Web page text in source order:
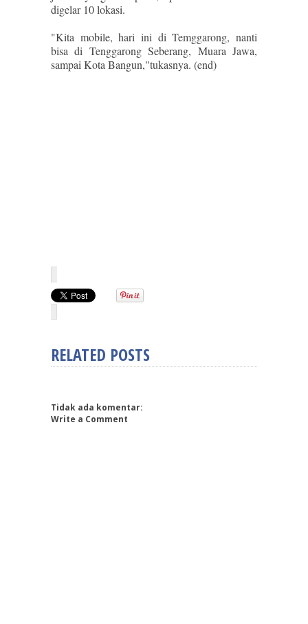
digelar 10 lokasi.
"Kita mobile, hari ini di Temggarong, nanti
bisa di Tenggarong Seberang, Muara Jawa,
sampai Kota Bangun,"tukasnya. (end)
RELATED POSTS
Tidak ada komentar:
Write a Comment